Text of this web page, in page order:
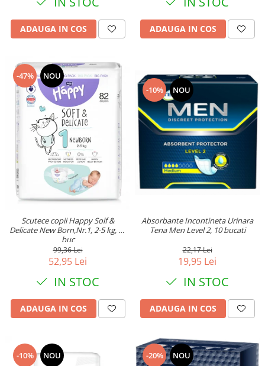
ADAUGA IN COS ADAUGA IN COS
-47% NOU
Scutece copii Happy Solf &
Delicate New Born,Nr.1, 2-5 kg, 82
buc
99,36 Lei
52,95 Lei
IN STOC
ADAUGA IN COS
-10% NOU
Absorbante Incontineta Urinara
Tena Men Level 2, 10 bucati
22,17 Lei
19,95 Lei
IN STOC
ADAUGA IN COS
-10% NOU -20% NOU